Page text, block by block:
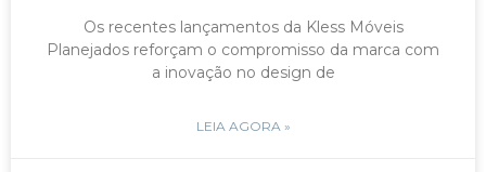
Os recentes lançamentos da Kless Móveis
Planejados reforçam o compromisso da marca com
a inovação no design de
LEIA AGORA »